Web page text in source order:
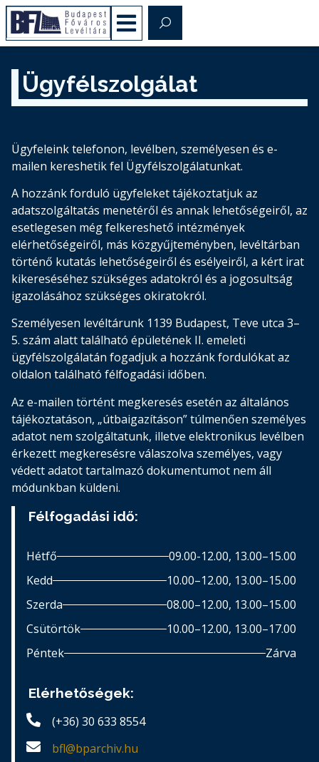
Ügyfélszolgálat
Ügyfeleink telefonon, levélben, személyesen és e-
mailen kereshetik fel Ügyfélszolgálatunkat.
A hozzánk forduló ügyfeleket tájékoztatjuk az
adatszolgáltatás menetéről és annak lehetőségeiről, az
esetlegesen még felkereshető intézmények
elérhetőségeiről, más közgyűjteményben, levéltárban
történő kutatás lehetőségeiről és esélyeiről, a kért irat
kikereséséhez szükséges adatokról és a jogosultság
igazolásához szükséges okiratokról.
Személyesen levéltárunk 1139 Budapest, Teve utca 3–
5. szám alatt található épületének II. emeleti
ügyfélszolgálatán fogadjuk a hozzánk fordulókat az
oldalon található félfogadási időben.
Az e-mailen történt megkeresés esetén az általános
tájékoztatáson, „útbaigazításon” túlmenően személyes
adatot nem szolgáltatunk, illetve elektronikus levélben
érkezett megkeresésre válaszolva személyes, vagy
védett adatot tartalmazó dokumentumot nem áll
módunkban küldeni.
Félfogadási idő:
Hétfő
09.00-12.00, 13.00–15.00
Kedd
10.00–12.00, 13.00–15.00
Szerda
08.00–12.00, 13.00–15.00
Csütörtök
10.00–12.00, 13.00–17.00
Péntek
Zárva
Elérhetőségek:
(+36) 30 633 8554
bfl@bparchiv.hu